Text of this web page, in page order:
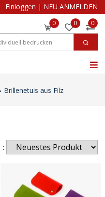
Einloggen | NEU ANMELDEN
0 0 0
Brillenetuis aus Filz